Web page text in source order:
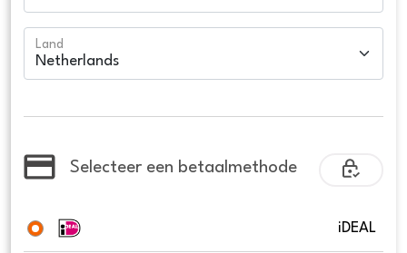
Land
Selecteer een betaalmethode
iDEAL